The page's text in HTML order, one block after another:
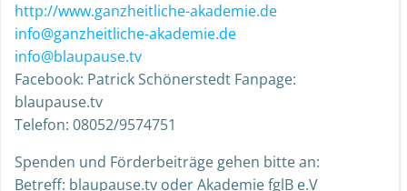
http://www.ganzheitliche-akademie.de
info@ganzheitliche-akademie.de
info@blaupause.tv
Facebook: Patrick Schönerstedt Fanpage:
blaupause.tv
Telefon: 08052/9574751
Spenden und Förderbeiträge gehen bitte an:
Betreff: blaupause.tv oder Akademie fglB e.V